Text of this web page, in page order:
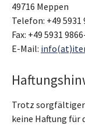
49716 Meppen
Telefon: +49 5931
Fax: +49 5931
E-Mail:
Trotz
keine Haftung für